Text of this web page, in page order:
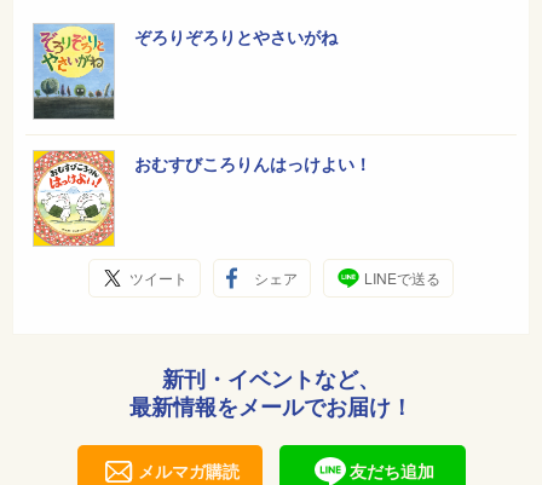
ぞろりぞろりとやさいがね
おむすびころりんはっけよい！
ツイート シェア LINEで送る
新刊・イベントなど、
最新情報をメールでお届け！
メルマガ購読 友だち追加